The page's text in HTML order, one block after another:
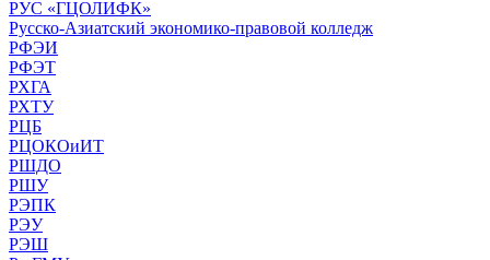
РУС «ГЦОЛИФК»
Русско-Азиатский экономико-правовой колледж
РФЭИ
РФЭТ
РХГА
РХТУ
РЦБ
РЦОКОиИТ
РШДО
РШУ
РЭПК
РЭУ
РЭШ